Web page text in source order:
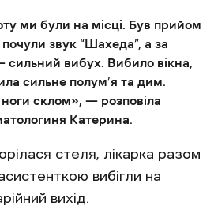
ми були на місці. Був прийом
звук “Шахеда”, а за
сильний вибух. Вибило вікна,
сильне полум’я та дим.
ноги склом», — розповіла
Катерина.
стеля, лікарка разом
вибігли на
вихід.